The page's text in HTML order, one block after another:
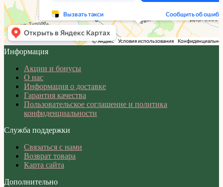
Информация
Акции и бонусы
О нас
Информация о доставке
Гарантия качества
Пользовательское соглашение и политика
конфиденциальности
Служба поддержки
Связаться с нами
Возврат товара
Карта сайта
Дополнительно